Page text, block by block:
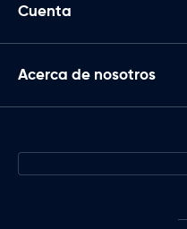
Cuenta
Acerca de nosotros